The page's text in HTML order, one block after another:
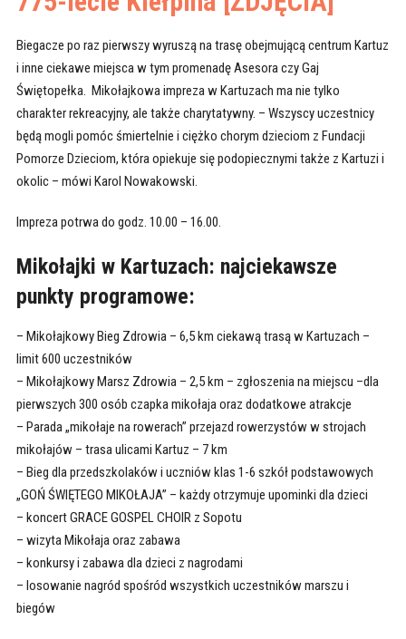
Biegacze po raz pierwszy wyruszą na trasę obejmującą centrum Kartuz
i inne ciekawe miejsca w tym promenadę Asesora czy Gaj
Świętopełka. Mikołajkowa impreza w Kartuzach ma nie tylko
charakter rekreacyjny, ale także charytatywny. – Wszyscy uczestnicy
będą mogli pomóc śmiertelnie i ciężko chorym dzieciom z Fundacji
Pomorze Dzieciom, która opiekuje się podopiecznymi także z Kartuzi i
okolic – mówi Karol Nowakowski.
Impreza potrwa do godz. 10.00 – 16.00.
Mikołajki w Kartuzach: najciekawsze
punkty programowe:
– Mikołajkowy Bieg Zdrowia – 6,5 km ciekawą trasą w Kartuzach –
limit 600 uczestników
– Mikołajkowy Marsz Zdrowia – 2,5 km – zgłoszenia na miejscu –dla
pierwszych 300 osób czapka mikołaja oraz dodatkowe atrakcje
– Parada „mikołaje na rowerach” przejazd rowerzystów w strojach
mikołajów – trasa ulicami Kartuz – 7 km
– Bieg dla przedszkolaków i uczniów klas 1-6 szkół podstawowych
„GOŃ ŚWIĘTEGO MIKOŁAJA” – każdy otrzymuje upominki dla dzieci
– koncert GRACE GOSPEL CHOIR z Sopotu
– wizyta Mikołaja oraz zabawa
– konkursy i zabawa dla dzieci z nagrodami
– losowanie nagród spośród wszystkich uczestników marszu i
biegów